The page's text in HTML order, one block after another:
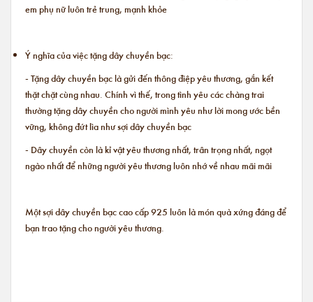
em phụ nữ luôn trẻ trung, mạnh khỏe
Ý nghĩa của việc tặng dây chuyền bạc:
- Tặng dây chuyền bạc là gửi đến thông điệp yêu thương, gắn kết
thặt chặt cùng nhau. Chính vì thế, trong tình yêu các chàng trai
thường tặng dây chuyền cho người mình yêu như lời mong ước bền
vững, không đứt lìa như sợi dây chuyền bạc
- Dây chuyền còn là kỉ vật yêu thương nhất, trân trọng nhất, ngọt
ngào nhất để những người yêu thương luôn nhớ về nhau mãi mãi
Một sợi dây chuyền bạc cao cấp 925 luôn là món quà xứng đáng để
bạn trao tặng cho người yêu thương.